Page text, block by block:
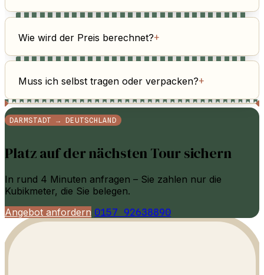
Wie wird der Preis berechnet?+
Muss ich selbst tragen oder verpacken?+
DARMSTADT → DEUTSCHLAND
Platz auf der nächsten Tour sichern
In rund 4 Minuten anfragen – Sie zahlen nur die
Kubikmeter, die Sie belegen.
Angebot anfordern 0157 92638890